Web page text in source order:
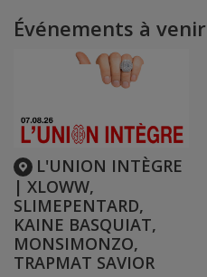
Événements à venir
L'UNION INTÈGRE
| XLOWW,
SLIMEPENTARD,
KAINE BASQUIAT,
MONSIMONZO,
TRAPMAT SAVIOR